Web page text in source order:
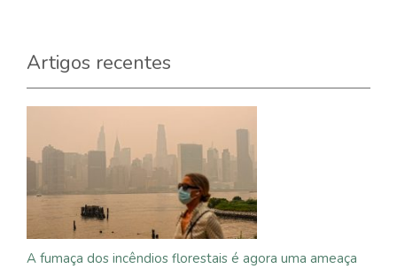
Artigos recentes
A fumaça dos incêndios florestais é agora uma ameaça